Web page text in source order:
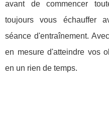
avant de commencer
toujours vous échauffer
séance d'entraînement.
en mesure d'atteindre vos
en un rien de temps.